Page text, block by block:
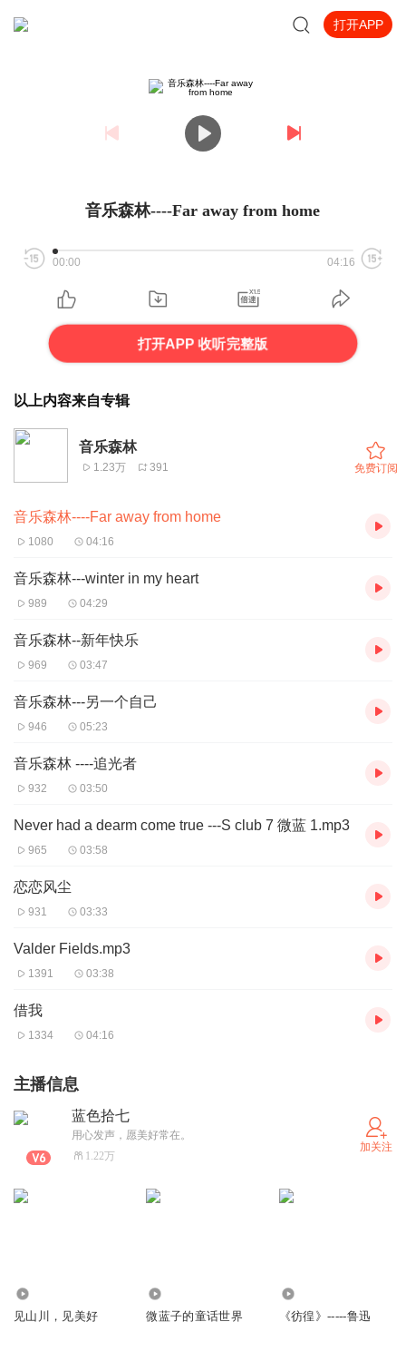
打开APP
音乐森林----Far away from home
00:00 04:16
打开APP 收听完整版
以上内容来自专辑
音乐森林
1.23万 391 免费订阅
音乐森林----Far away from home
1080 04:16
音乐森林---winter in my heart
989 04:29
音乐森林--新年快乐
969 03:47
音乐森林---另一个自己
946 05:23
音乐森林 ----追光者
932 03:50
Never had a dearm come true ---S club 7 微蓝 1.mp3
965 03:58
恋恋风尘
931 03:33
Valder Fields.mp3
1391 03:38
借我
1334 04:16
主播信息
蓝色拾七
用心发声，愿美好常在。
1.22万
加关注
见山川，见美好 微蓝子的童话世界 《彷徨》-----鲁迅